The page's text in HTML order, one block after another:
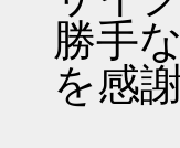
勝手
を感